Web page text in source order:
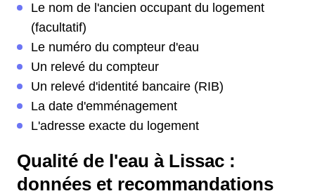
Le nom de l'ancien occupant du logement
(facultatif)
Le numéro du compteur d'eau
Un relevé du compteur
Un relevé d'identité bancaire (RIB)
La date d'emménagement
L'adresse exacte du logement
Qualité de l'eau à Lissac :
données et recommandations